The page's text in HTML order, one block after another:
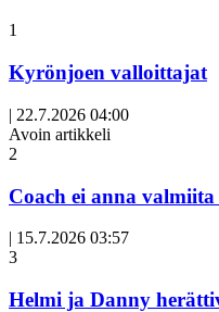
1
Kyrönjoen valloittajat
| 22.7.2026 04:00
Avoin artikkeli
2
Coach ei anna valmiita
| 15.7.2026 03:57
3
Helmi ja Danny